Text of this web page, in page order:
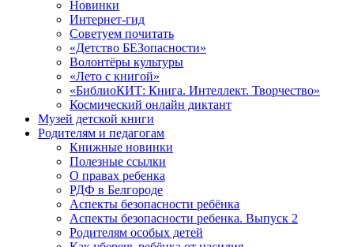
Новинки
Интернет-гид
Советуем почитать
«Детство БЕЗопасности»
Волонтёры культуры
«Лето с книгой»
«БиблиоКИТ: Книга. Интеллект. Творчество»
Космический онлайн диктант
Музей детской книги
Родителям и педагогам
Книжные новинки
Полезные ссылки
О правах ребенка
РДФ в Белгороде
Аспекты безопасности ребёнка
Аспекты безопасности ребенка. Выпуск 2
Родителям особых детей